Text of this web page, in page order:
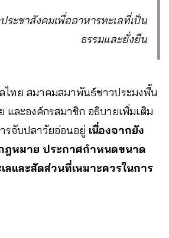
ระชาสังคมเพื่ออาหารทะเลที่เป็น
ธรรมและยั่งยืน
ไทย สมาคมสมาพันธ์ชาวประมงพื้น
และองค์กรสมาชิก อธิบายเพิ่มเติม
รจับปลาวัยอ่อนอยู่ เนื่องจากยัง
ฎหมาย ประกาศกำหนดขนาด
และสัดส่วนที่เหมาะควรในการ